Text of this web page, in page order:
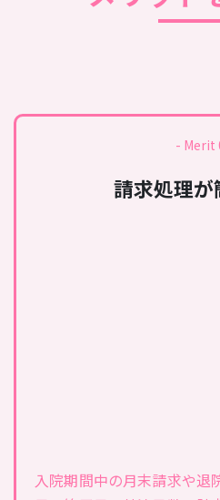
- Merit
請求処理が
入院期間中の月末請求や退